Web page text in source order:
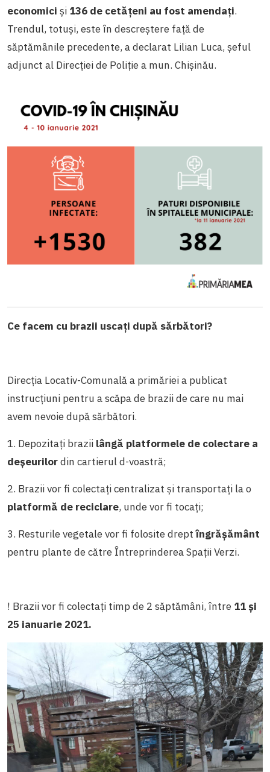
economici și 136 de cetățeni au fost amendați.
Trendul, totuși, este în descreștere față de
săptămânile precedente, a declarat Lilian Luca, șeful
adjunct al Direcției de Poliție a mun. Chișinău.
Ce facem cu brazii uscați după sărbători?
Direcția Locativ-Comunală a primăriei a publicat
instrucțiuni pentru a scăpa de brazii de care nu mai
avem nevoie după sărbători.
1. Depozitați brazii lângă platformele de colectare a
deșeurilordin cartierul d-voastră;
2. Brazii vor fi colectați centralizat și transportați la o
platformă de reciclare, unde vor fi tocați;
3. Resturile vegetale vor fi folosite dreptîngrășământ
pentru plante de către Întreprinderea Spații Verzi.
! Brazii vor fi colectați timp de 2 săptămâni, între 11 și
25 ianuarie 2021.